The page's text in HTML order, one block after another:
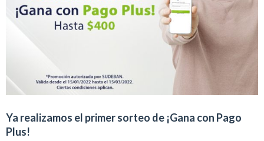
Ya realizamos el primer sorteo de ¡Gana con Pago
Plus!